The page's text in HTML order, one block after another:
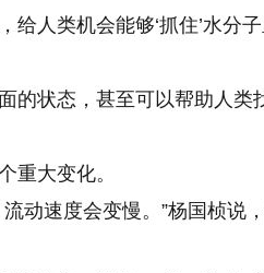
人类机会能够‘抓住’水分
的状态，甚至可以帮助人类
重大变化。
动速度会变慢。”杨国桢说